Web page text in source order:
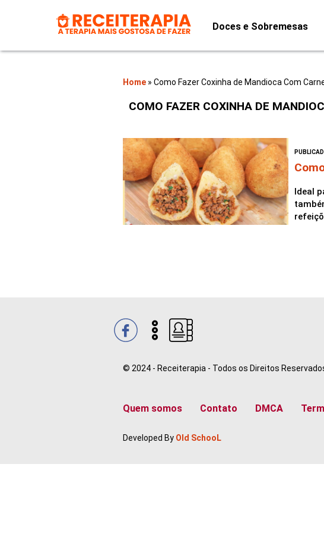
Doces e Sobremesas
Home » Como Fazer Coxinha de Mandioca Com
COMO FAZER COXINHA DE
Ideal
© 2024 - Receiterapia - Todos os Direitos
Quem somos Contato DMCA
Developed By Old SchooL